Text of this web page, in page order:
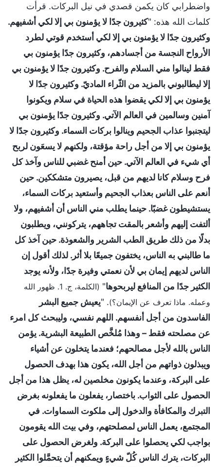
واضطرابي كان يكمن قصدي في نيل البركات. قرأت
كلمات الله هذه: "كثيرون جدًا لا يؤمنون بي إلا لكي أشفيهم.
وكثيرون جدًا لا يؤمنون بي إلا لكي أستخدم قوتي لطرد
الأرواح النجسة من أجسادهم، وكثيرون جدًا يؤمنون بي
فقط لينالوا مني السلام والفرح. وكثيرون جدًا لا يؤمنون بي
إلا ليطالبوني بالمزيد من الثّراء الماديّ. وكثيرون جدًا لا
يؤمنون بي إلا لكي يقضوا هذه الحياة في سلام ويكونوا
آمنين وسالمين في العالم الآتي. وكثيرون جدًا يؤمنون بي
ليتجنبوا عذاب الجحيم وينالوا بركات السماء. وكثيرون جدًا لا
يؤمنون بي إلا من أجل راحة مؤقتة، ولكنهم لا يسعَون لربح
أي شيء في العالم الآتي. حين أمنح غضبي للناس وآخذ كل
فرح وسلام كانا لديهم من قبل، يصيرون متشككين. حين
أنعم على الناس بعذاب الجحيم وأستعيد بركات السماء،
يستشيطون غضبًا. حينما يطلب مني الناس أن أشفيهم، ولا
ألتفت إليهم وأشعر بالمقت تجاههم، يتركونني، ويطلبون
بدلًا من ذلك طريق الطب الشرير والشعوذة. حين آخذ كل
ما طالبني به الناس، يختفون جميعًا بلا أثر. لذلك أقول إن
الناس لديهم إيمان بي لأن نعمتي وفيرة جدًا، ولأنه يوجد
الكثير جدًا من المنافع ليربحوها"
(الكلمة، ج. 1. ظهور الله
وعمله. ماذا تعرف عن الإيمان؟). "يعيش جميع البشر
الفاسدون من أجل أنفسهم. اللهم نفسي، وليبحث كل امرء
عن مصلحته فقط – وهذا مُلخَّص الطبيعة البشرية. يؤمن
الناس بالله لأجل مصالحهم؛ فعندما يتخلون عن أشياء
ويبذلون ذواتهم من أجل الله، يكون هذا بهدف الحصول
على البركة، وعندما يكونون مخلصين له، يظل هذا من أجل
الحصول على الثواب. باختصار، يفعلون ما يفعلونه بغرض
التبرك والمكافأة والدخول إلى ملكوت السماوات. في
المجتمع، يعمل الناس لمصلحتهم، وفي بيت الله يقومون
بواجب لكي يحصلوا على البركة. ولغرض الحصول على
البركات، يترك الناس كُلّ شيءٍ ويمكنهم أن يتحمَّلوا الكثير